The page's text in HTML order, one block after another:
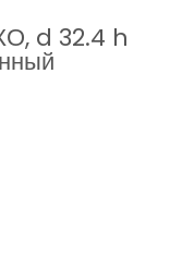
d 32.4 h